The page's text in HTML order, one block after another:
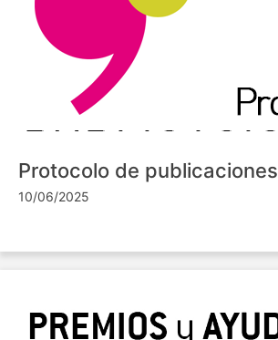
Protocolo de publicaciones
10/06/2025